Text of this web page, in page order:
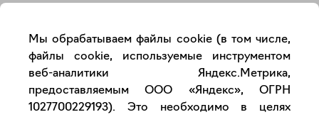
Мы обрабатываем файлы cookie (в том числе,
файлы cookie, используемые инструментом
веб-аналитики Яндекс.Метрика,
предоставляемым ООО «Яндекс», ОГРН
1027700229193). Это необходимо в целях